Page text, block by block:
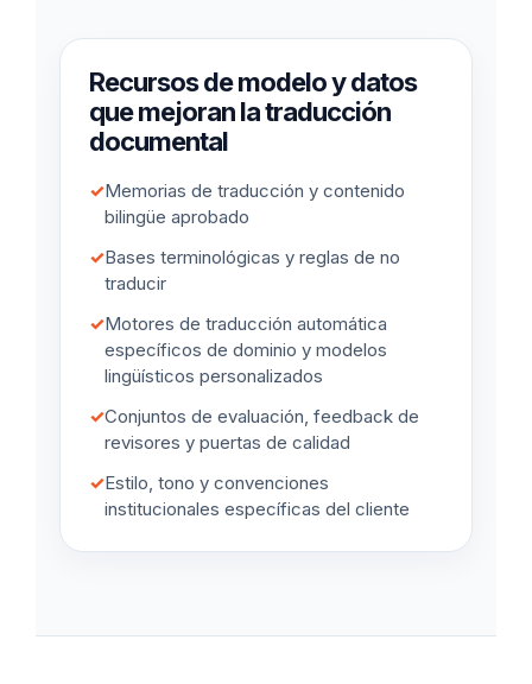
Recursos de modelo y datos
que mejoran la traducción
documental
✓Memorias de traducción y contenido
bilingüe aprobado
✓Bases terminológicas y reglas de no
traducir
✓Motores de traducción automática
específicos de dominio y modelos
lingüísticos personalizados
✓Conjuntos de evaluación, feedback de
revisores y puertas de calidad
✓Estilo, tono y convenciones
institucionales específicas del cliente